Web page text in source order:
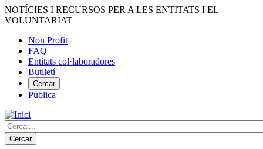
Vés
al
NOTÍCIES I RECURSOS PER A LES ENTITATS I EL
VOLUNTARIAT
Menú
del
compte
d'usuari
Non Profit
FAQ
Entitats col·laboradores
Butlletí
Cercar
Publica
Cerca